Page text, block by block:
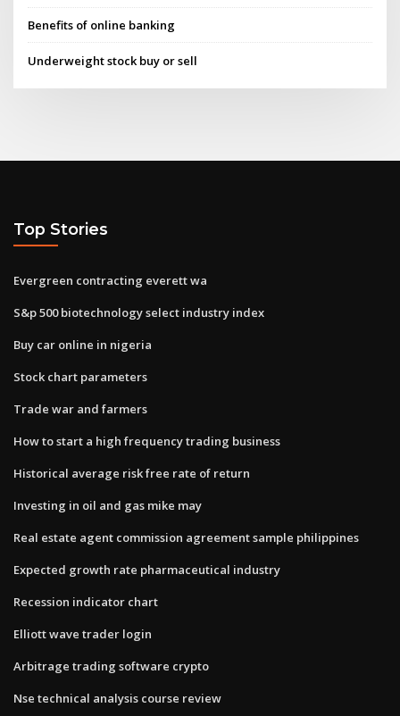
Benefits of online banking
Underweight stock buy or sell
Top Stories
Evergreen contracting everett wa
S&p 500 biotechnology select industry index
Buy car online in nigeria
Stock chart parameters
Trade war and farmers
How to start a high frequency trading business
Historical average risk free rate of return
Investing in oil and gas mike may
Real estate agent commission agreement sample philippines
Expected growth rate pharmaceutical industry
Recession indicator chart
Elliott wave trader login
Arbitrage trading software crypto
Nse technical analysis course review